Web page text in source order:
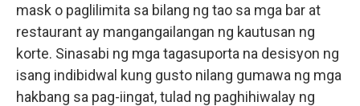
mask o paglilimita sa bilang ng tao sa mga bar at
restaurant ay mangangailangan ng kautusan ng
korte. Sinasabi ng mga tagasuporta na desisyon ng
isang indibidwal kung gusto nilang gumawa ng mga
hakbang sa pag-iingat, tulad ng paghihiwalay ng